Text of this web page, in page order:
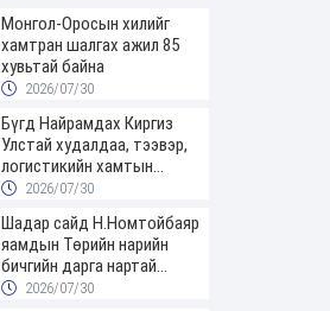
үүрэг өглөө
Монгол-Оросын хилийг
хамтран шалгах ажил 85
хувьтай байна
2026/07/30
Бүгд Найрамдах Киргиз
Улстай худалдаа, тээвэр,
логистикийн хамтын
ажиллагааг өргөжүүлнэ
2026/07/30
Шадар сайд Н.Номтойбаяр
яамдын Төрийн нарийн
бичгийн дарга нартай
шуурхай хуралдлаа
2026/07/30